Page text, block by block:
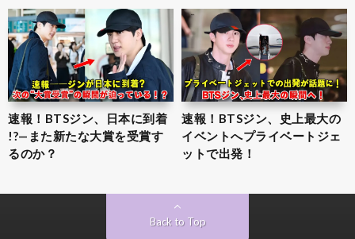
速報！BTSジン、日本に到着
!?—また新たな大賞を受賞す
るのか？
速報！BTSジン、史上最大の
イベントへプライベートジェ
ットで出発！
Back to Top